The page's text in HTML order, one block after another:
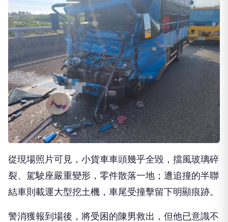
從現場照片可見，小貨車車頭幾乎全毀，擋風玻璃碎